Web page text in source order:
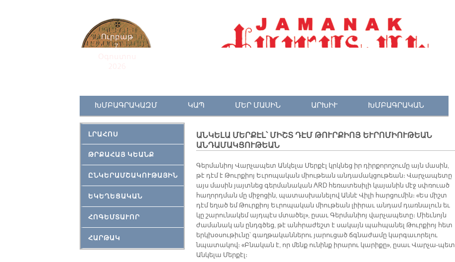
Ուրբաթ
7,
ԽՄԲԱԳՐԱԿԱԶՄ ԿԱՊ ՄԵՐ ՄԱՍԻՆ ԱՐԽԻՒ ԽՄԲԱԳՐԱԿԱՆ
ԼՐԱՀՈՍ
ԹՐՔԱՀԱՅ ԿԵԱՆՔ
ԸՆԿԵՐԱՄՇԱԿՈՒԹԱՅԻՆ
ԵԿԵՂԵՑԱԿԱՆ
ՀՈԳԵՄՏԱՒՈՐ
ՀԱՐԹԱԿ
ԱՆԿԵԼԱ ՄԵՐՔԷԼ՝ ՄԻՇՏ ԴԷՄ ԹՈՒՐՔԻՈՅ ԵՒՐՈՄԻՈՒԹԵԱՆ
ԱՆԴԱՄԱԿՑՈՒԹԵԱՆ
Գեր­մա­նիոյ Վար­չա­պետ Ան­կե­լա Մեր­քէլ կրկնեց իր դիր­քո­րո­շու­մը այն մա­սին,
թէ դէմ է Թուր­քիոյ Եւ­րո­պա­կան միու­թեան ան­դա­մակ­ցու­թեան։ Վար­չա­պե­տը
այս մա­սին յայտ­նեց գերմանական ARD հե­ռա­տե­սի­լի կա­յա­նին մէջ սփռուած
հա­ղորդ­ման մը մի­ջո­ցին, պատասխանելով Աննէ Վիլի հարցումին։ «Ես միշտ
դէմ ե­ղած եմ Թուր­քիոյ Եւ­րո­պա­կան միու­թեան լիի­րաւ ան­դամ դառ­նա­լուն եւ
կը շա­րու­նա­կեմ այդ­պէս մտա­ծել», ը­սաւ Գեր­մա­նիոյ վար­չա­պե­տը։ Միեւ­նոյն
ժա­մա­նակ ան ընդգ­ծեց, թէ անհ­րա­ժեշտ է սա­կայն պահ­պա­նել Թուր­քիոյ հետ
երկ­խօ­սու­թիւ­նը՝ գաղ­թա­կան­նե­րու յարուցած ճգնա­ժա­մը կար­գա­ւո­րե­լու
նպա­տա­կով։ «Բնա­կան է, որ մենք ու­նինք ի­րա­րու կա­րի­քը», ը­սաւ Վարչա-պետ
Ան­կե­լա Մեր­քէլ։